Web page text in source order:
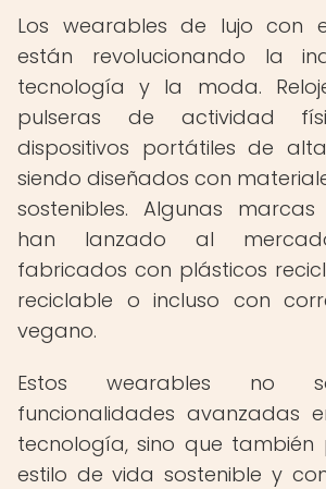
Los wearables de lujo con
están revolucionando la
tecnología y la moda.
pulseras de actividad
dispositivos portátiles de
siendo diseñados con
sostenibles. Algunas
han lanzado al
fabricados con plásticos
reciclable o incluso con
vegano.
Estos wearables no
funcionalidades avanzadas
tecnología, sino que también
estilo de vida sostenible y